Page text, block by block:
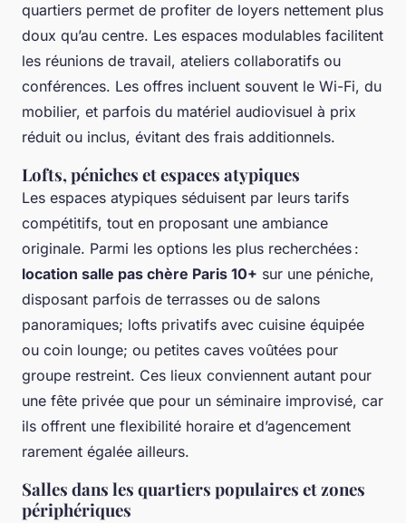
quartiers permet de profiter de loyers nettement plus
doux qu’au centre. Les espaces modulables facilitent
les réunions de travail, ateliers collaboratifs ou
conférences. Les offres incluent souvent le Wi-Fi, du
mobilier, et parfois du matériel audiovisuel à prix
réduit ou inclus, évitant des frais additionnels.
Lofts, péniches et espaces atypiques
Les espaces atypiques séduisent par leurs tarifs
compétitifs, tout en proposant une ambiance
originale. Parmi les options les plus recherchées :
location salle pas chère Paris 10+ sur une péniche,
disposant parfois de terrasses ou de salons
panoramiques; lofts privatifs avec cuisine équipée
ou coin lounge; ou petites caves voûtées pour
groupe restreint. Ces lieux conviennent autant pour
une fête privée que pour un séminaire improvisé, car
ils offrent une flexibilité horaire et d’agencement
rarement égalée ailleurs.
Salles dans les quartiers populaires et zones
périphériques